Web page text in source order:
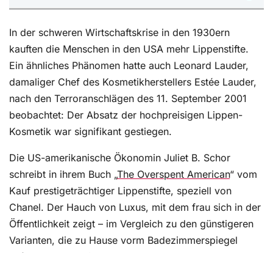
Nicht jeder Markt ist stereotyp
In der schweren Wirtschaftskrise in den 1930ern
kauften die Menschen in den USA mehr Lippenstifte.
Ein ähnliches Phänomen hatte auch Leonard Lauder,
damaliger Chef des Kosmetikherstellers Estée Lauder,
nach den Terroranschlägen des 11. September 2001
beobachtet: Der Absatz der hochpreisigen Lippen-
Kosmetik war signifikant gestiegen.
Die US-amerikanische Ökonomin Juliet B. Schor
schreibt in ihrem Buch „The Overspent American“ vom
Kauf prestigeträchtiger Lippenstifte, speziell von
Chanel. Der Hauch von Luxus, mit dem frau sich in der
Öffentlichkeit zeigt – im Vergleich zu den günstigeren
Varianten, die zu Hause vorm Badezimmerspiegel